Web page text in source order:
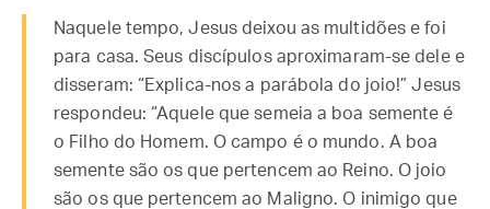
Naquele tempo, Jesus deixou as multidões e foi
para casa. Seus discípulos aproximaram-se dele e
disseram: “Explica-nos a parábola do joio!” Jesus
respondeu: “Aquele que semeia a boa semente é
o Filho do Homem. O campo é o mundo. A boa
semente são os que pertencem ao Reino. O joio
são os que pertencem ao Maligno. O inimigo que